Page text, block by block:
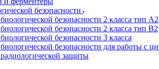
безопасности
безопасности 2 класса тип A2
безопасности 2 класса тип B2
безопасности 3 класса
безопасности для работы с
защиты